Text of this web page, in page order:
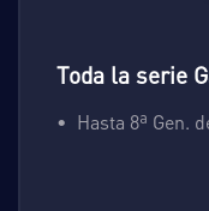
Toda la serie
Hasta 8ª Gen.